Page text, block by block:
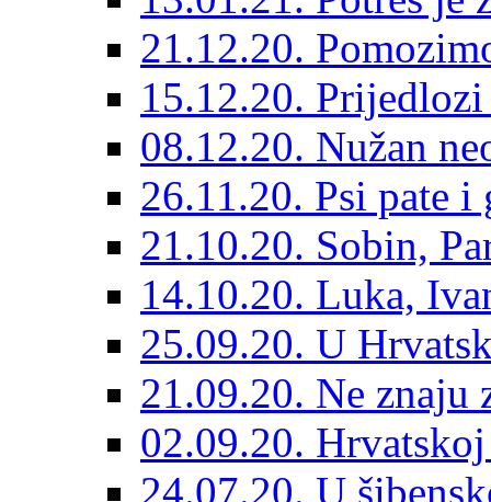
21.12.20.
15.12.20.
08.12.20. Nužan
26.11.20. Psi pate
21.10.20. Sobin,
14.10.20. Luka,
25.09.20. U
21.09.20. Ne znaju
02.09.20.
24.07.20. U